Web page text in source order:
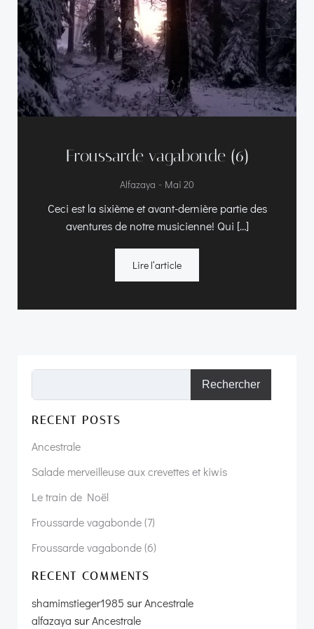
Froussarde vagabonde (6)
Alfazaya - Mai 20
Ceci est la sixième et avant-dernière partie des
aventures de notre musicienne! Qui […]
Lire l‘article
Rechercher
RECENT POSTS
Ancestrale
Salade merveilleuse aux crevettes et kiwis
Le train de Noël
Froussarde vagabonde (7)
Froussarde vagabonde (6)
RECENT COMMENTS
shamimstieger1985 surAncestrale
alfazaya surAncestrale